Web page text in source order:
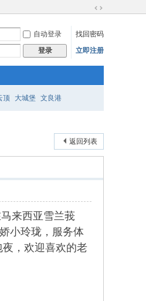
换
到
宽
自动登录
找回密码
登录 立即注册
顶 大城堡 文良港
返回列表
来西亚雪兰莪
小玲珑，服务体
，欢迎喜欢的老